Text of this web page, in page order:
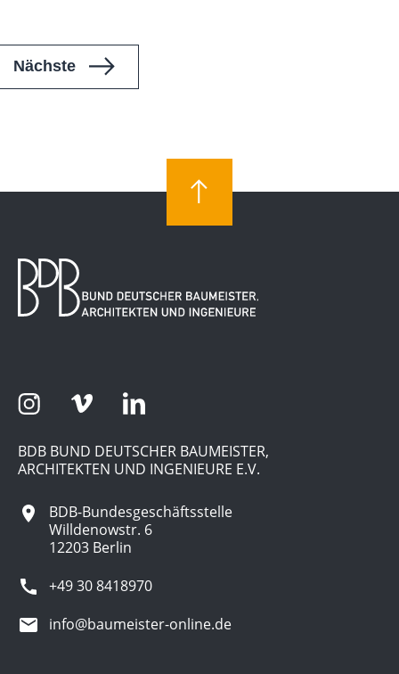
NächsteVeranstaltungen
BDB BUND DEUTSCHER BAUMEISTER,
ARCHITEKTEN UND INGENIEURE E.V.
BDB-Bundesgeschäftsstelle
Willdenowstr. 6
12203 Berlin
+49 30 8418970
info@baumeister-online.de